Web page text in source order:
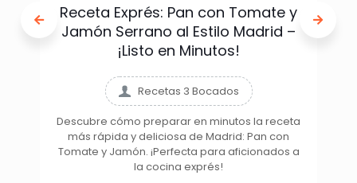
Receta Exprés: Pan con Tomate y
Jamón Serrano al Estilo Madrid –
¡Listo en Minutos!
Recetas 3 Bocados
Descubre cómo preparar en minutos la receta
más rápida y deliciosa de Madrid: Pan con
Tomate y Jamón. ¡Perfecta para aficionados a
la cocina exprés!